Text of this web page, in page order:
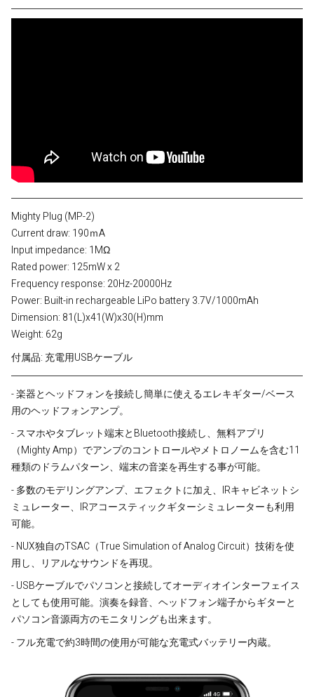
Mighty Plug (MP-2)
Current draw: 190ｍA
Input impedance: 1MΩ
Rated power: 125mW x 2
Frequency response: 20Hz-20000Hz
Power: Built-in rechargeable LiPo battery 3.7V/1000mAh
Dimension: 81(L)x41(W)x30(H)mm
Weight: 62g
付属品: 充電用USBケーブル
- 楽器とヘッドフォンを接続し簡単に使えるエレキギター/ベース
用のヘッドフォンアンプ。
- スマホやタブレット端末とBluetooth接続し、無料アプリ
（Mighty Amp）でアンプのコントロールやメトロノームを含む11
種類のドラムパターン、端末の音楽を再生する事が可能。
- 多数のモデリングアンプ、エフェクトに加え、IRキャビネットシ
ミュレーター、IRアコースティックギターシミュレーターも利用
可能。
- NUX独自のTSAC（True Simulation of Analog Circuit）技術を使
用し、リアルなサウンドを再現。
- USBケーブルでパソコンと接続してオーディオインターフェイス
としても使用可能。演奏を録音、ヘッドフォン端子からギターと
パソコン音源両方のモニタリングも出来ます。
- フル充電で約3時間の使用が可能な充電式バッテリー内蔵。